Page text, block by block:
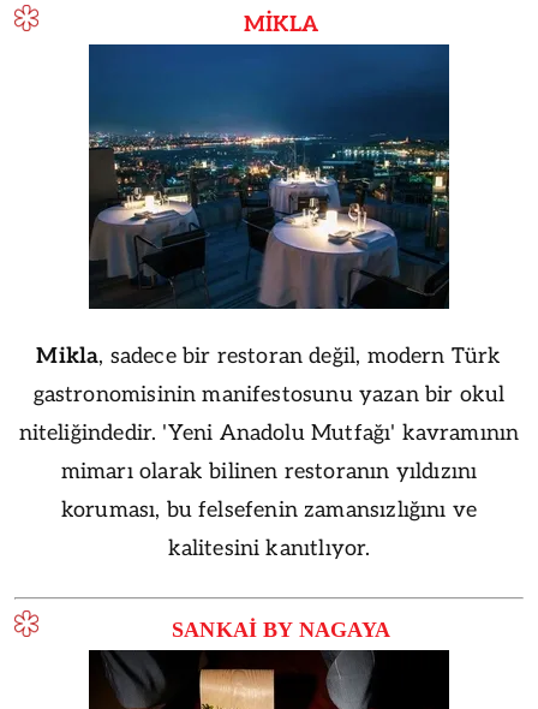
MİKLA
Mikla, sadece bir restoran değil, modern Türk
gastronomisinin manifestosunu yazan bir okul
niteliğindedir. 'Yeni Anadolu Mutfağı' kavramının
mimarı olarak bilinen restoranın yıldızını
koruması, bu felsefenin zamansızlığını ve
kalitesini kanıtlıyor.
SANKAİ BY NAGAYA